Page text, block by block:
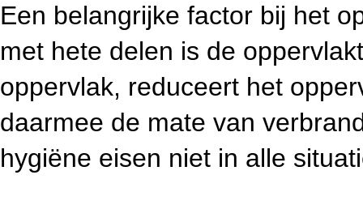
Een belangrijke factor bij het
met hete delen is de
oppervlak, reduceert het
daarmee de mate van
hygiëne eisen niet in alle